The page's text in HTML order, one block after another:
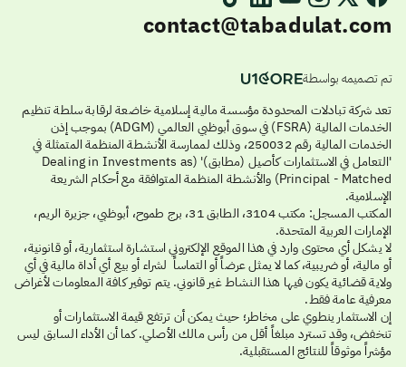
contact@tabadulat.com
تم تصميمه بواسطة
تعد شركة تبادلات المحدودة مؤسسة مالية إسلامية خاضعة لرقابة سلطة تنظيم
الخدمات المالية (FSRA) في سوق أبوظبي العالمي (ADGM) بموجب إذن
الخدمات المالية رقم 250032، وذلك لممارسة الأنشطة المنظمة المتمثلة في
'التعامل في الاستثمارات كأصيل (مطابق)' (Dealing in Investments as
Principal - Matched) والأنشطة المنظمة المتوافقة مع أحكام الشريعة
الإسلامية.
المكتب المسجل: مكتب 3104، الطابق 31، برج طموح، أبوظبي، جزيرة الريم،
الإمارات العربية المتحدة.
لا يشكل أي محتوى وارد في هذا الموقع الإلكتروني استشارة استثمارية، أو قانونية،
أو مالية، أو ضريبية، كما لا يمثل عرضاً أو التماساً لشراء أو بيع أي أداة مالية في أي
ولاية قضائية يكون فيها هذا النشاط غير قانوني. يتم توفير كافة المعلومات لأغراض
معرفية عامة فقط.
إن الاستثمار ينطوي على مخاطر؛ حيث يمكن أن ترتفع قيمة الاستثمارات أو
تنخفض، وقد تسترد مبلغاً أقل من رأس مالك الأصلي. كما أن الأداء السابق ليس
مؤشراً موثوقاً للنتائج المستقبلية.